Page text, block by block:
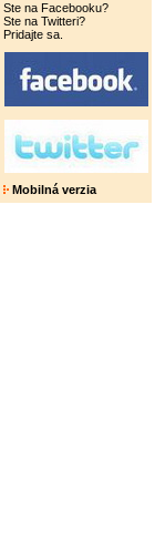
Ste na Facebooku?
Ste na Twitteri?
Pridajte sa.
Mobilná verzia